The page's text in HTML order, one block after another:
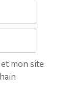
mon site